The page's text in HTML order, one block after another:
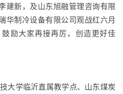
建新，及山东旭融管理咨询有限
华制冷设备有限公司观战红六月
励大家再接再厉，创造更好佳
大学临沂直属教学点、山东煤炭